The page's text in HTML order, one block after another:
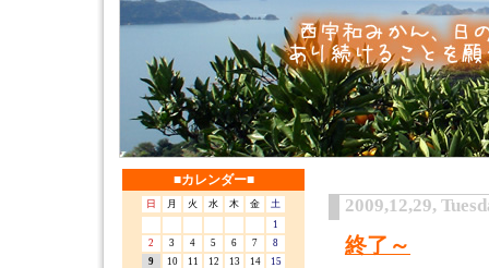
■カレンダー■
日 月 火 水 木 金
土
1
2
3 4 5 6 7
8
9
10 11 12 13 14
15
2009,12,29,
終了～